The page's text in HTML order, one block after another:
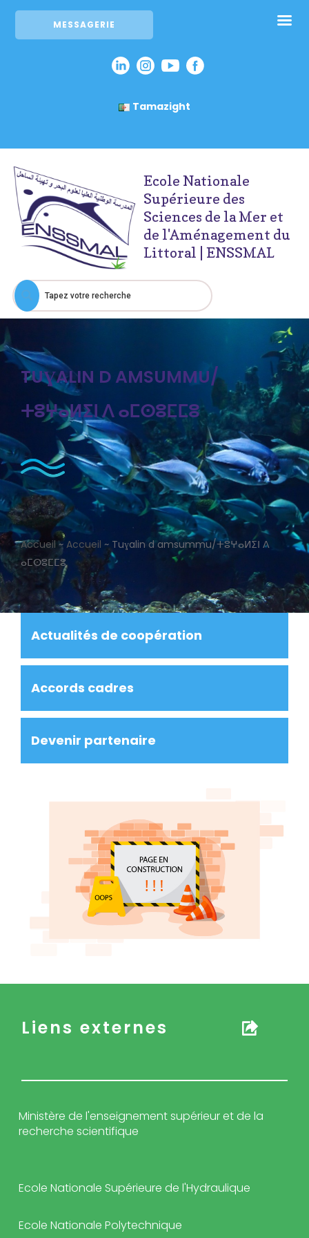
MESSAGERIE
Tamazight
Ecole Nationale
Supérieure des
Sciences de la Mer et
de l'Aménagement du
Littoral | ENSSMAL
TUƔALIN D AMSUMMU/
ⵜⵓⵖⴰⵍⵉⵏ ⴷ ⴰⵎⵙⵓⵎⵎⵓ
Accueil~ Accueil ~ Tuɣalin d amsummu/ⵜⵓⵖⴰⵍⵉⵏ ⴷ
ⴰⵎⵙⵓⵎⵎⵓ
Actualités de coopération
Accords cadres
Devenir partenaire
Liens externes
Ministère de l'enseignement supérieur et de la
recherche scientifique
Ecole Nationale Supérieure de l'Hydraulique
Ecole Nationale Polytechnique